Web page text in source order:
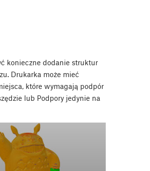
konieczne dodanie struktur
Drukarka może mieć
które wymagają podpór
lub Podpory jedynie na